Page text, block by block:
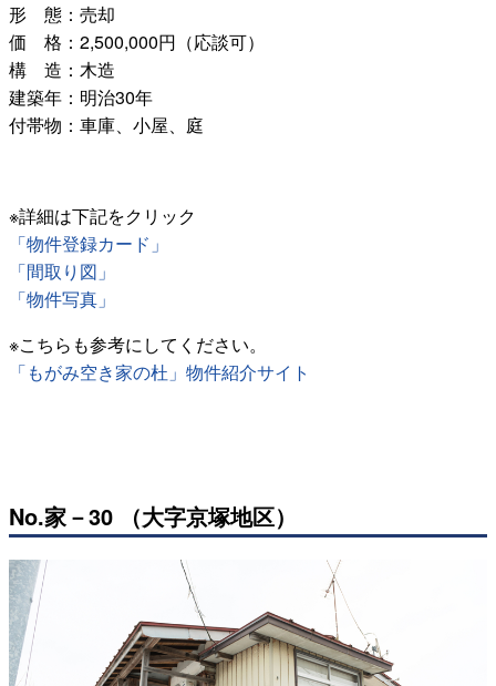
形 態：売却
価 格：2,500,000円（応談可）
構 造：木造
建築年：明治30年
付帯物：車庫、小屋、庭
※詳細は下記をクリック
「物件登録カード」
「間取り図」
「物件写真」
※こちらも参考にしてください。
「もがみ空き家の杜」物件紹介サイト
No.家－30 （大字京塚地区）